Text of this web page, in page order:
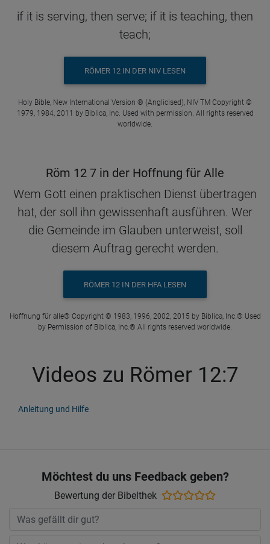
if it is serving, then serve; if it is teaching, then
teach;
RÖMER 12 IN DER NIV LESEN
Holy Bible, New International Version ® (Anglicised), NIV TM Copyright ©
1979, 1984, 2011 by Biblica, Inc. Used with permission. All rights reserved
worldwide.
Röm 12 7 in der Hoffnung für Alle
Wem Gott einen praktischen Dienst übertragen
hat, der soll ihn gewissenhaft ausführen. Wer
die Gemeinde im Glauben unterweist, soll
diesem Auftrag gerecht werden.
RÖMER 12 IN DER HFA LESEN
Hoffnung für alle® Copyright © 1983, 1996, 2002, 2015 by Biblica, Inc.® Used
by Permission of Biblica, Inc.® All rights reserved worldwide.
Videos zu Römer 12:7
Anleitung und Hilfe
Möchtest du uns Feedback geben?
Bewertung der Bibelthek